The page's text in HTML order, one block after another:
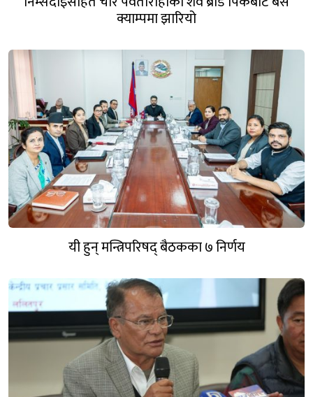
क्याम्पमा झारियो
यी हुन् मन्त्रिपरिषद् बैठकका ७ निर्णय